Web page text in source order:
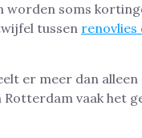
soms
tussen
er meer dan
vaak het